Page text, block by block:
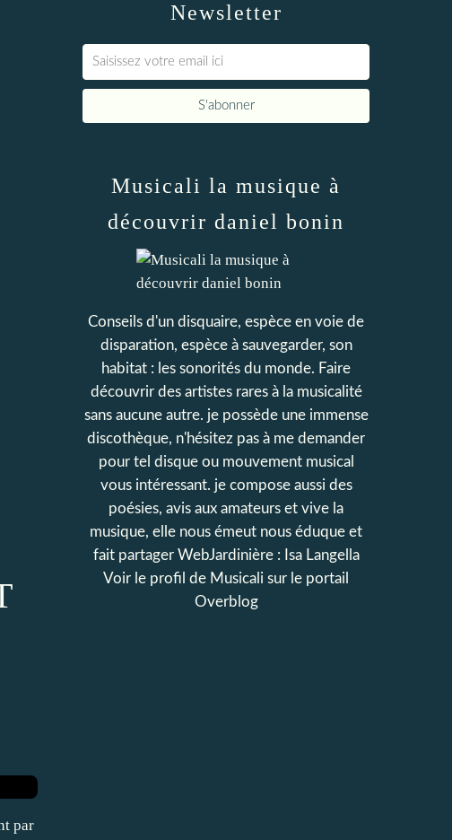
par
Newsletter
Musicali la musique à
découvrir daniel bonin
Conseils d'un disquaire, espèce en voie de
disparation, espèce à sauvegarder, son
habitat : les sonorités du monde. Faire
découvrir des artistes rares à la musicalité
sans aucune autre. je possède une immense
discothèque, n'hésitez pas à me demander
pour tel disque ou mouvement musical
vous intéressant. je compose aussi des
poésies, avis aux amateurs et vive la
musique, elle nous émeut nous éduque et
fait partager WebJardinière : Isa Langella
Voir le profil de Musicali sur le portail
Overblog